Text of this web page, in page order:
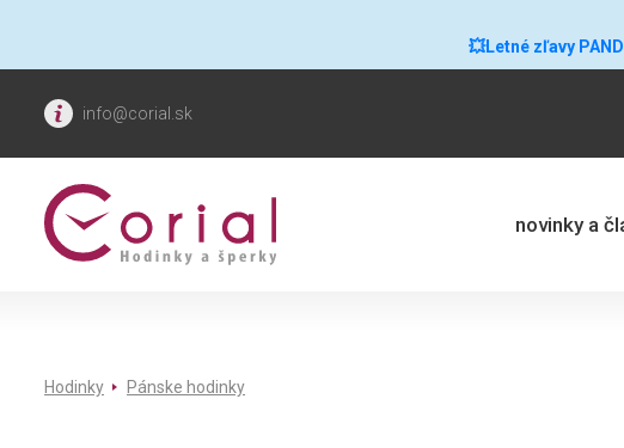
💥Letné zľavy
info@corial.sk
novinky a
Hodinky Pánske hodinky